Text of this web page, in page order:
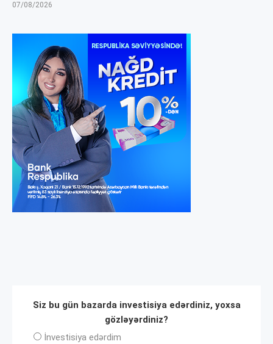
07/08/2026
Siz bu gün bazarda investisiya edərdiniz, yoxsa
gözləyərdiniz?
İnvеstisiya edərdim